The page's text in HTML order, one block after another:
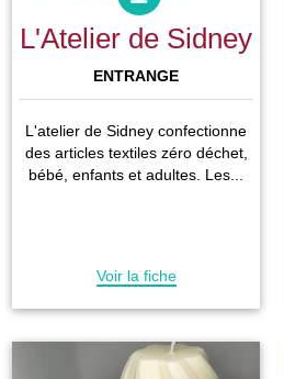
L'Atelier de Sidney
ENTRANGE
L'atelier de Sidney confectionne
des articles textiles zéro déchet,
bébé, enfants et adultes. Les...
Voir la fiche